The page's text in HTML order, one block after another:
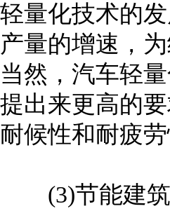
轻量化技术的
产量的增速，
当然，汽车轻
提出来更高的
耐候性和耐疲劳
(3)节能建筑